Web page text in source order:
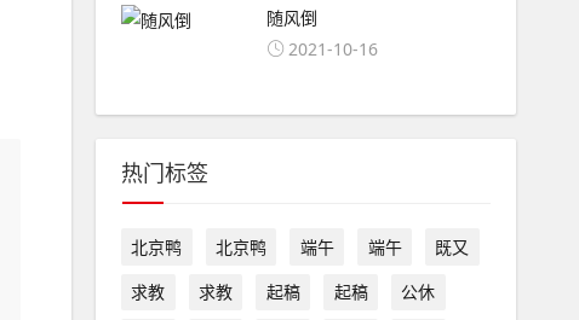
随风倒
2021-10-16
热门标签
北京鸭 北京鸭 端午 端午
既又
求教
求教 起稿 起稿 公休